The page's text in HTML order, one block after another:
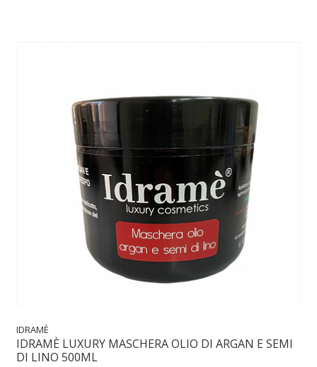
IDRAMÈ
IDRAMÈ LUXURY MASCHERA OLIO DI ARGAN E SEMI
DI LINO 500ML